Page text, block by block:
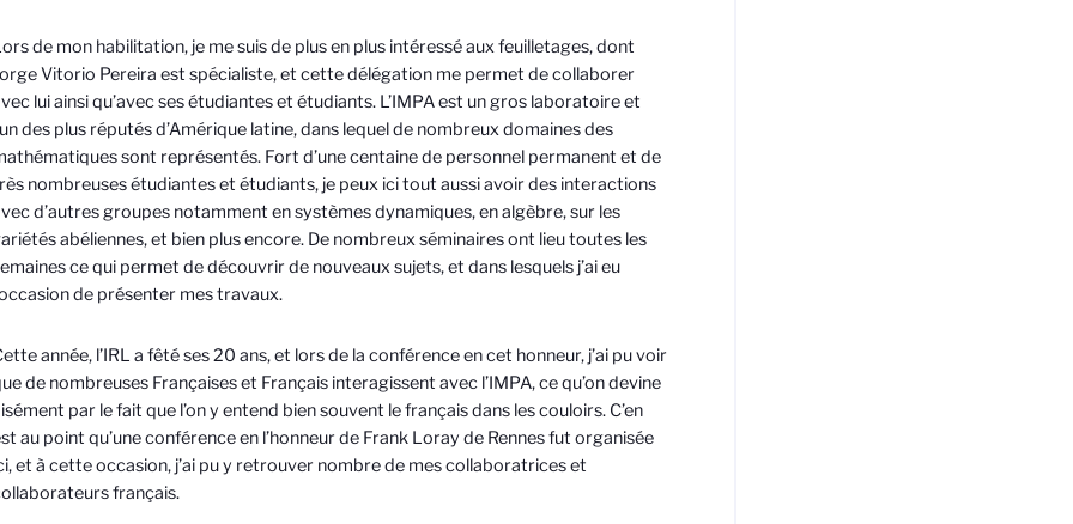
de mon habilitation, je me suis de plus en plus intéressé aux feuilletages, dont
Vitorio Pereira est spécialiste, et cette délégation me permet de collaborer
lui ainsi qu’avec ses étudiantes et étudiants. L’IMPA est un gros laboratoire et
des plus réputés d’Amérique latine, dans lequel de nombreux domaines des
sont représentés. Fort d’une centaine de personnel permanent et de
nombreuses étudiantes et étudiants, je peux ici tout aussi avoir des interactions
d’autres groupes notamment en systèmes dynamiques, en algèbre, sur les
abéliennes, et bien plus encore. De nombreux séminaires ont lieu toutes les
ce qui permet de découvrir de nouveaux sujets, et dans lesquels j’ai eu
de présenter mes travaux.
année, l’IRL a fêté ses 20 ans, et lors de la conférence en cet honneur, j’ai pu voir
de nombreuses Françaises et Français interagissent avec l’IMPA, ce qu’on devine
par le fait que l’on y entend bien souvent le français dans les couloirs. C’en
au point qu’une conférence en l’honneur de Frank Loray de Rennes fut organisée
et à cette occasion, j’ai pu y retrouver nombre de mes collaboratrices et
français.